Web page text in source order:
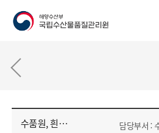
수품원, 흰다리새우 수산용의약품 상용화 지원을 위한 기술이전 설명회 개최 담당부서 :